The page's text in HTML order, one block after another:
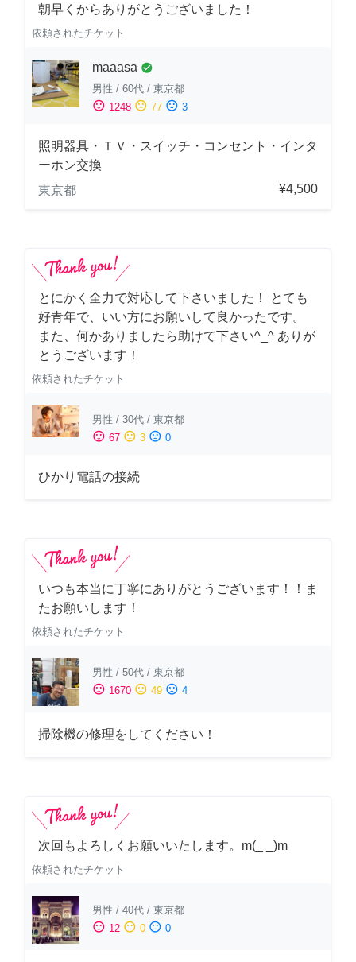
朝早くからありがとうございました！
依頼されたチケット
maaasa check_circle
男性 / 60代 / 東京都
sentiment_satisfied 1248 sentiment_neutral 77 sentiment_dissatisfied 3
照明器具・ＴＶ・スイッチ・コンセント・インタ
ーホン交換
東京都
¥4,500
とにかく全力で対応して下さいました！ とても
好青年で、いい方にお願いして良かったです。
また、何かありましたら助けて下さい^_^ ありが
とうございます！
依頼されたチケット
男性 / 30代 / 東京都
sentiment_satisfied 67 sentiment_neutral 3 sentiment_dissatisfied 0
ひかり電話の接続
いつも本当に丁寧にありがとうございます！！ま
たお願いします！
依頼されたチケット
男性 / 50代 / 東京都
sentiment_satisfied 1670 sentiment_neutral 49 sentiment_dissatisfied 4
掃除機の修理をしてください！
次回もよろしくお願いいたします。m(_ _)m
依頼されたチケット
男性 / 40代 / 東京都
sentiment_satisfied 12 sentiment_neutral 0 sentiment_dissatisfied 0